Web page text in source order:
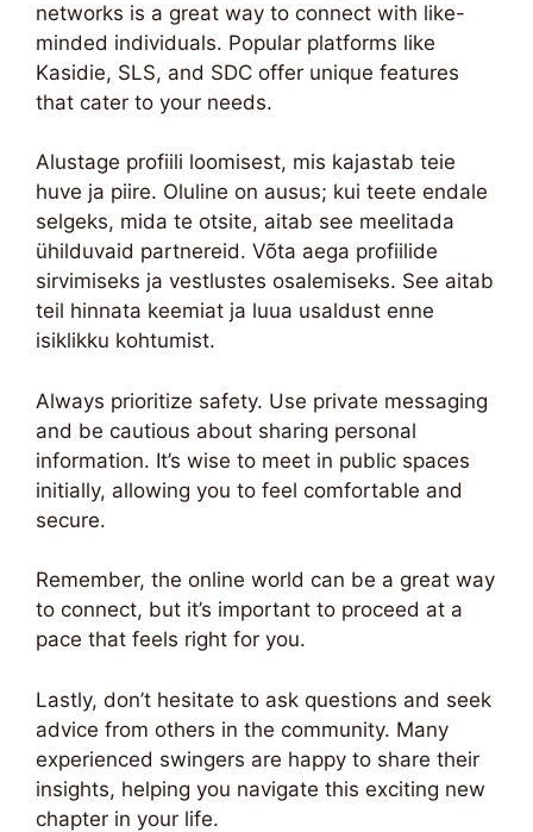
networks is a great way to connect with like-
minded individuals. Popular platforms like
Kasidie, SLS, and SDC offer unique features
that cater to your needs.
Alustage profiili loomisest, mis kajastab teie
huve ja piire. Oluline on ausus; kui teete endale
selgeks, mida te otsite, aitab see meelitada
ühilduvaid partnereid. Võta aega profiilide
sirvimiseks ja vestlustes osalemiseks. See aitab
teil hinnata keemiat ja luua usaldust enne
isiklikku kohtumist.
Always prioritize safety. Use private messaging
and be cautious about sharing personal
information. It’s wise to meet in public spaces
initially, allowing you to feel comfortable and
secure.
Remember, the online world can be a great way
to connect, but it’s important to proceed at a
pace that feels right for you.
Lastly, don’t hesitate to ask questions and seek
advice from others in the community. Many
experienced swingers are happy to share their
insights, helping you navigate this exciting new
chapter in your life.